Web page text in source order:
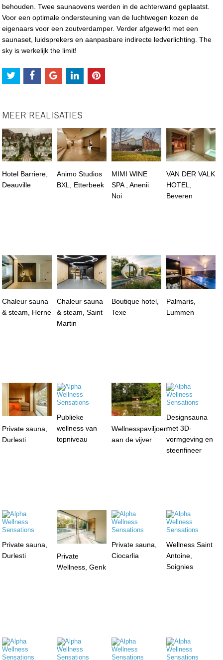
behouden. Twee saunaovens werden in de achterwand geplaatst.
Voor een optimale ondersteuning van de luchtwegen kozen de
eigenaars voor een zoutverdamper. Verder afgewerkt met een
saunaset, luidsprekers en aanpasbare indirecte ledverlichting. The
sky is werkelijk the limit!
MEER REALISATIES
Hotel Barriere,
Deauville
Animo Studios
BXL, Etterbeek
MIMI WINE
SPA , Anenii
Noi
VAN DER VALK
HOTEL,
Beveren
Chaleur sauna
& steam, Herne
Chaleur sauna
& steam, Saint
Martin
Boutique hotel,
Texe
Palmaris,
Lummen
Private sauna,
Durlesti
Publieke
wellness van
topniveau
Wellnesspaviljoen
aan de vijver
Designsauna
met 3D-
vormgeving en
steenfineer
Private sauna,
Durlesti
Private
Wellness, Genk
Private sauna,
Ciocarlia
Wellness Saint
Antoine,
Soignies